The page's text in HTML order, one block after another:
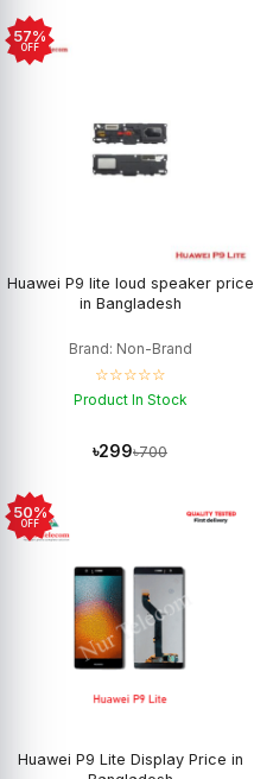
57%
OFF
Huawei P9 lite loud speaker price
in Bangladesh
Brand: Non-Brand
☆☆☆☆☆
Product In Stock
৳299৳700
50%
OFF
Huawei P9 Lite Display Price in